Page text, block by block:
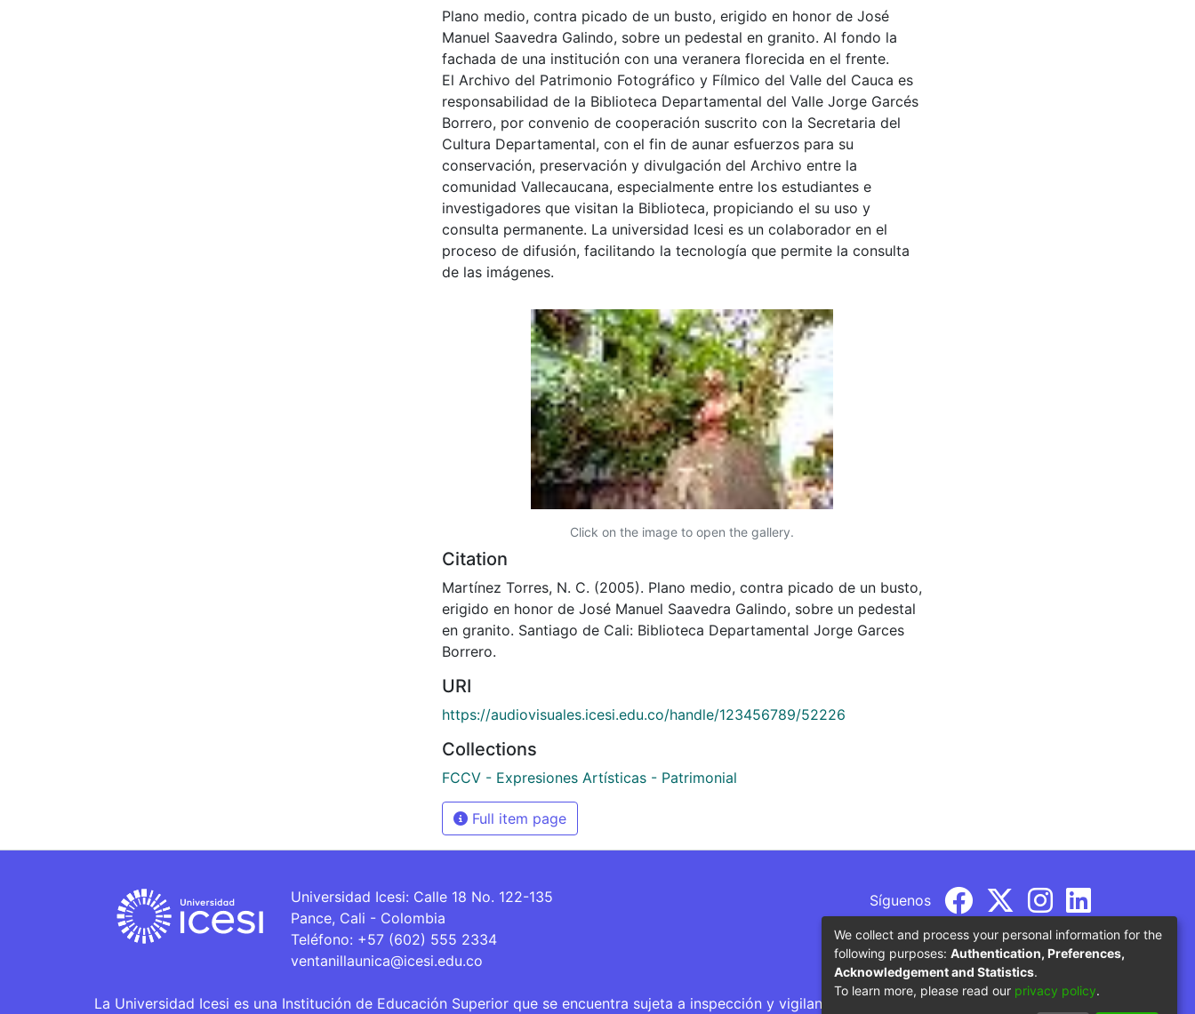
Plano medio, contra picado de un busto, erigido en honor de José
Manuel Saavedra Galindo, sobre un pedestal en granito. Al fondo la
fachada de una institución con una veranera florecida en el frente.
El Archivo del Patrimonio Fotográfico y Fílmico del Valle del Cauca es
responsabilidad de la Biblioteca Departamental del Valle Jorge Garcés
Borrero, por convenio de cooperación suscrito con la Secretaria del
Cultura Departamental, con el fin de aunar esfuerzos para su
conservación, preservación y divulgación del Archivo entre la
comunidad Vallecaucana, especialmente entre los estudiantes e
investigadores que visitan la Biblioteca, propiciando el su uso y
consulta permanente. La universidad Icesi es un colaborador en el
proceso de difusión, facilitando la tecnología que permite la consulta
de las imágenes.
Click on the image to open the gallery.
Citation
Martínez Torres, N. C. (2005). Plano medio, contra picado de un busto,
erigido en honor de José Manuel Saavedra Galindo, sobre un pedestal
en granito. Santiago de Cali: Biblioteca Departamental Jorge Garces
Borrero.
URI
https://audiovisuales.icesi.edu.co/handle/123456789/52226
Collections
FCCV - Expresiones Artísticas - Patrimonial
Full item page
Universidad Icesi: Calle 18 No. 122-135
Pance, Cali - Colombia
Teléfono: +57 (602) 555 2334
ventanillaunica@icesi.edu.co
Síguenos
La Universidad Icesi es una Institución de Educación Superior que se encuentra sujeta a inspección y vigilancia por parte del Ministerio de Educación
We collect and process your personal information for the
following purposes: Authentication, Preferences,
Acknowledgement and Statistics.
To learn more, please read our privacy policy.